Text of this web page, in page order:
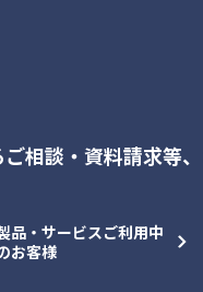
相談・資料請求等、
品・サービスご利用中
お客様